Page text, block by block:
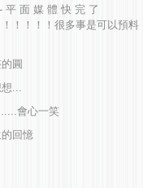
平 面 媒 體 快 完 了
！！！！！很多事是可以預料
圓
...
會心一笑
回憶